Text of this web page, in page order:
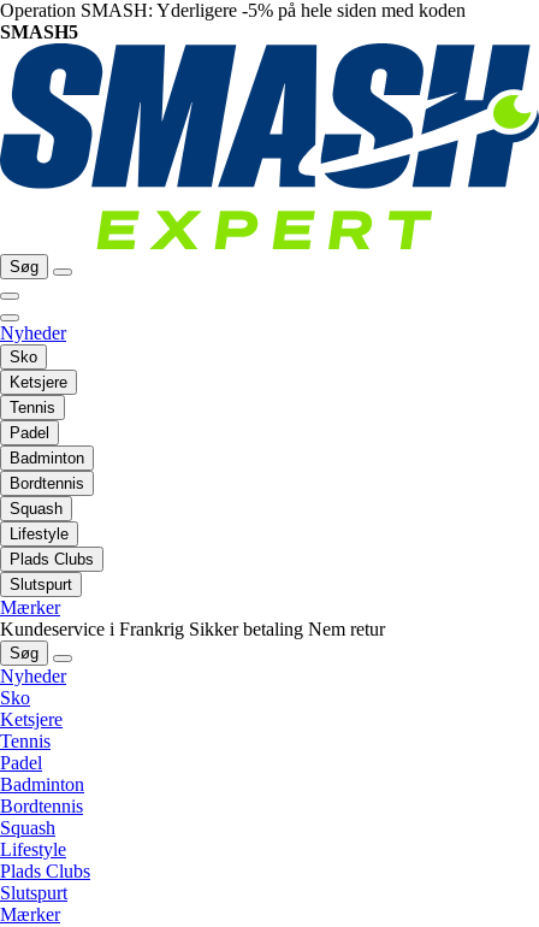
Operation SMASH: Yderligere -5% på hele siden med koden
SMASH5
Søg
Nyheder
Sko
Ketsjere
Tennis
Padel
Badminton
Bordtennis
Squash
Lifestyle
Plads Clubs
Slutspurt
Mærker
Kundeservice i Frankrig Sikker betaling Nem retur
Søg
Nyheder
Sko
Ketsjere
Tennis
Padel
Badminton
Bordtennis
Squash
Lifestyle
Plads Clubs
Slutspurt
Mærker